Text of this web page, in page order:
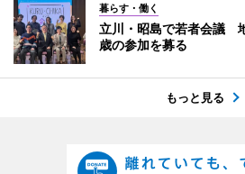
暮らす・働く
立川・昭島で若者会議
歳の参加を募る
もっと見る